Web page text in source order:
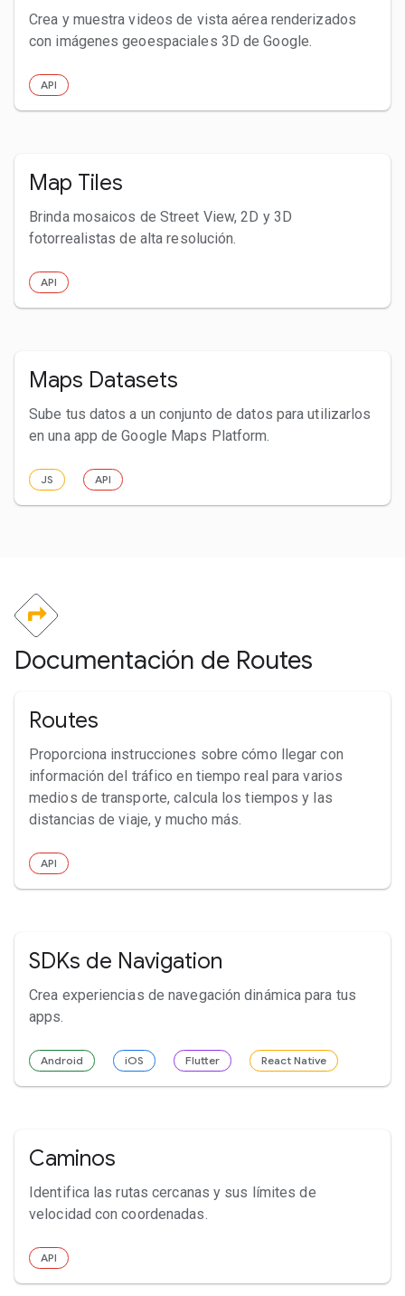
Crea y muestra videos de vista aérea renderizados
con imágenes geoespaciales 3D de Google.
API
Map Tiles
Brinda mosaicos de Street View, 2D y 3D
fotorrealistas de alta resolución.
API
Maps Datasets
Sube tus datos a un conjunto de datos para utilizarlos
en una app de Google Maps Platform.
JS API
Documentación de Routes
Routes
Proporciona instrucciones sobre cómo llegar con
información del tráfico en tiempo real para varios
medios de transporte, calcula los tiempos y las
distancias de viaje, y mucho más.
API
SDKs de Navigation
Crea experiencias de navegación dinámica para tus
apps.
Android iOS Flutter React Native
Caminos
Identifica las rutas cercanas y sus límites de
velocidad con coordenadas.
API